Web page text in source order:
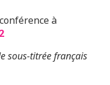
à
sous-titrée français